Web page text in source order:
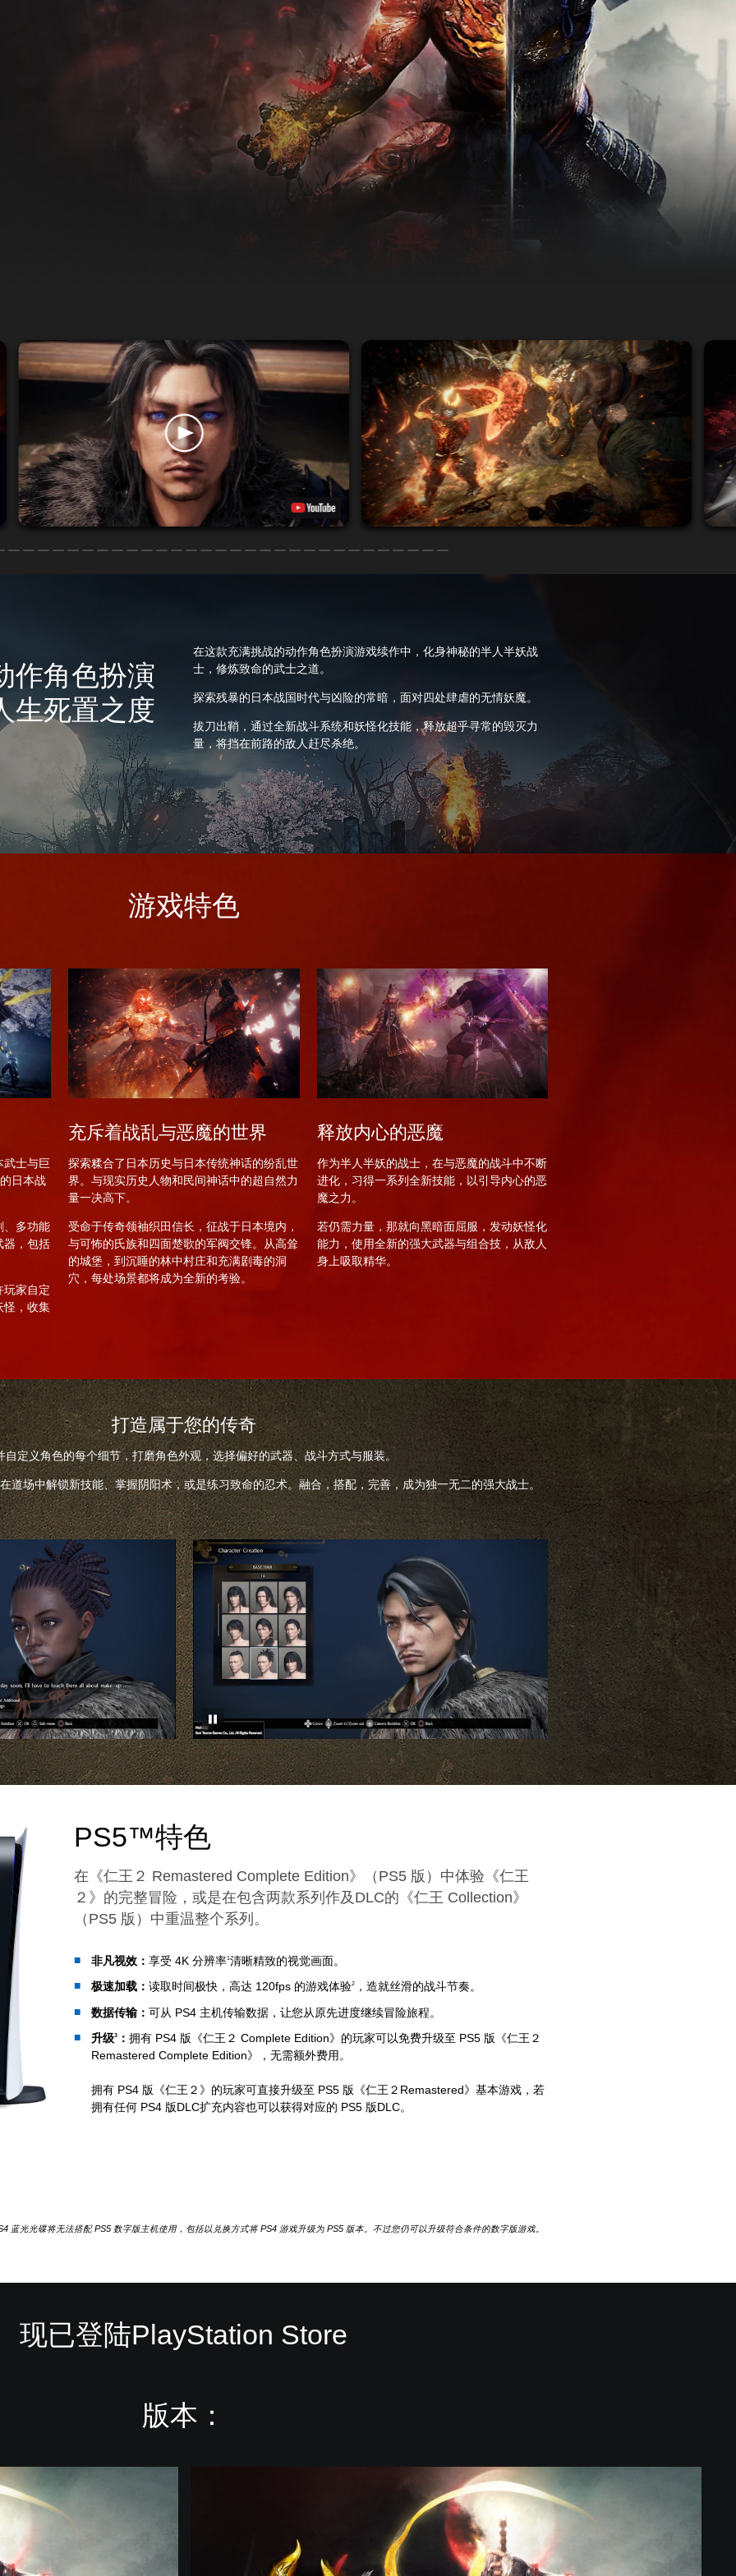
作角色扮演
生死置之度
在这款充满挑战的动作角色扮演游戏续作中，化身神秘的半人半妖战
士，修炼致命的武士之道。
探索残暴的日本战国时代与凶险的常暗，面对四处肆虐的无情妖魔。
拔刀出鞘，通过全新战斗系统和妖怪化技能，释放超乎寻常的毁灭力
量，将挡在前路的敌人赶尽杀绝。
游戏特色
武士与巨
日本战
、多功能
器，包括
玩家自定
怪，收集
充斥着战乱与恶魔的世界
探索糅合了日本历史与日本传统神话的纷乱世
界。与现实历史人物和民间神话中的超自然力
量一决高下。
受命于传奇领袖织田信长，征战于日本境内，
与可怖的氏族和四面楚歌的军阀交锋。从高耸
的城堡，到沉睡的林中村庄和充满剧毒的洞
穴，每处场景都将成为全新的考验。
释放内心的恶魔
作为半人半妖的战士，在与恶魔的战斗中不断
进化，习得一系列全新技能，以引导内心的恶
魔之力。
若仍需力量，那就向黑暗面屈服，发动妖怪化
能力，使用全新的强大武器与组合技，从敌人
身上吸取精华。
打造属于您的传奇
自定义角色的每个细节，打磨角色外观，选择偏好的武器、战斗方式与服装。
道场中解锁新技能、掌握阴阳术，或是练习致命的忍术。融合，搭配，完善，成为独一无二的强大战士。
PS5™特色
在《仁王２ Remastered Complete Edition》（PS5 版）中体验《仁王
２》的完整冒险，或是在包含两款系列作及DLC的《仁王 Collection》
（PS5 版）中重温整个系列。
非凡视效：享受 4K 分辨率1清晰精致的视觉画面。
极速加载：读取时间极快，高达 120fps 的游戏体验2
，造就丝滑的战斗节奏。
数据传输：可从 PS4 主机传输数据，让您从原先进度继续冒险旅程。
升级3 ：拥有 PS4 版《仁王２ Complete Edition》的玩家可以免费升级至 PS5 版《仁王２
Remastered Complete Edition》，无需额外费用。
拥有 PS4 版《仁王２》的玩家可直接升级至 PS5 版《仁王２Remastered》基本游戏，若
拥有任何 PS4 版DLC扩充内容也可以获得对应的 PS5 版DLC。
蓝光光碟将无法搭配 PS5 数字版主机使用，包括以兑换方式将 PS4 游戏升级为 PS5 版本。不过您仍可以升级符合条件的数字版游戏。
现已登陆PlayStation Store
版本：